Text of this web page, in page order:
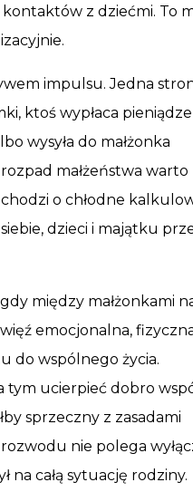
z dziećmi. To
impulsu. Jedna
ktoś wypłaca
wysyła do małżonka
małżeństwa warto
o chłodne
dzieci i majątku
między małżonkami
emocjonalna,
do wspólnego życia.
tym ucierpieć dobro
sprzeczny z zasadami
nie polega
na całą sytuację rodziny.